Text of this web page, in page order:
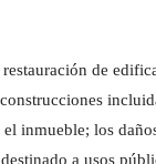
de
inmueble; los
a usos